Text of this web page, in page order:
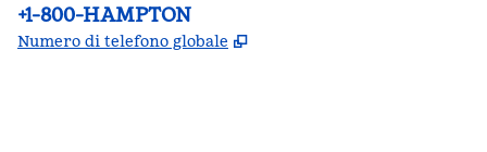
Telefono:
+1-800-HAMPTON
Numero di telefono globale ,